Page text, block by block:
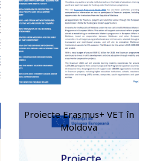
Proiecte Erasmus+ VET în
Moldova